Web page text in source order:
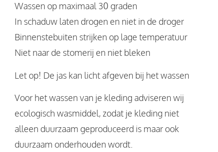
Wassen op maximaal 30 graden
In schaduw laten drogen en niet in de droger
Binnenstebuiten strijken op lage temperatuur
Niet naar de stomerij en niet bleken
Let op! De jas kan licht afgeven bij het wassen
Voor het wassen van je kleding adviseren wij
ecologisch wasmiddel, zodat je kleding niet
alleen duurzaam geproduceerd is maar ook
duurzaam onderhouden wordt.